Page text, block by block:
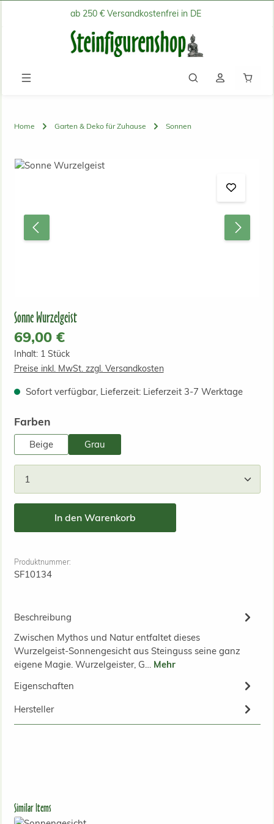
Zum Hauptinhalt springenab 250 € Versandkostenfrei in DE
Home Garten & Deko für Zuhause Sonnen
Bildergalerie überspringen
Sonne Wurzelgeist
Regulärer Preis:
69,00 €
Inhalt: 1 Stück
Preise inkl. MwSt. zzgl. Versandkosten
Sofort verfügbar, Lieferzeit: Lieferzeit 3-7 Werktage
Farbenauswählen
Beige Grau
In den Warenkorb
Produktnummer:
SF10134
Beschreibung
Zwischen Mythos und Natur entfaltet dieses
Wurzelgeist-Sonnengesicht aus Steinguss seine ganz
eigene Magie. Wurzelgeister, G… Mehr
Eigenschaften
Hersteller
Produktgalerie überspringen
Similar Items